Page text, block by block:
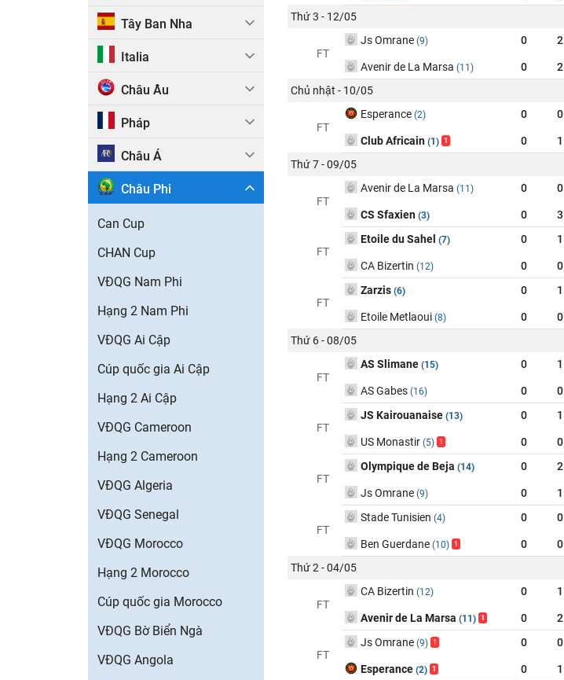
Tây Ban Nha
Italia
Châu Âu
Pháp
Châu Á
Châu Phi
Can Cup
CHAN Cup
VĐQG Nam Phi
Hạng 2 Nam Phi
VĐQG Ai Cập
Cúp quốc gia Ai Cập
Hạng 2 Ai Cập
VĐQG Cameroon
Hạng 2 Cameroon
VĐQG Algeria
VĐQG Senegal
VĐQG Morocco
Hạng 2 Morocco
Cúp quốc gia Morocco
VĐQG Bờ Biển Ngà
VĐQG Angola
Thứ 3 - 12/05
FT
Js Omrane (9) 0 2
Avenir de La Marsa (11) 0 2
Chủ nhật - 10/05
FT
Esperance (2) 0 0
Club Africain (1) 1 0 1
Thứ 7 - 09/05
FT
Avenir de La Marsa (11) 0 0
CS Sfaxien (3) 0 3
FT
Etoile du Sahel (7) 0 1
CA Bizertin (12) 0 0
FT
Zarzis (6) 0 1
Etoile Metlaoui (8) 0 0
Thứ 6 - 08/05
FT
AS Slimane (15) 0 1
AS Gabes (16) 0 0
FT
JS Kairouanaise (13) 0 1
US Monastir (5) 1 0 0
FT
Olympique de Beja (14) 0 2
Js Omrane (9) 0 1
FT
Stade Tunisien (4) 0 0
Ben Guerdane (10) 1 0 0
Thứ 2 - 04/05
FT
CA Bizertin (12) 0 1
Avenir de La Marsa (11) 1 0 2
FT
Js Omrane (9) 1 0 0
Esperance (2) 1 0 1